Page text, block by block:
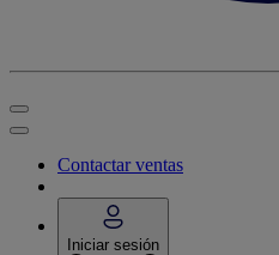
Contactar ventas
Iniciar sesión